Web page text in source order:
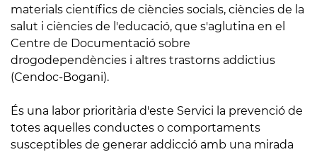
materials científics de ciències socials, ciències de la
salut i ciències de l'educació, que s'aglutina en el
Centre de Documentació sobre
drogodependències i altres trastorns addictius
(Cendoc-Bogani).
És una labor prioritària d'este Servici la prevenció de
totes aquelles conductes o comportaments
susceptibles de generar addicció amb una mirada